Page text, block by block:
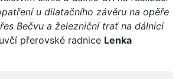
u dilatačního závěru na opěře
Bečvu a železniční trať na dálnici
přerovské radnice Lenka